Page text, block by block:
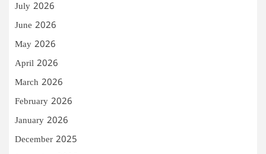
July 2026
June 2026
May 2026
April 2026
March 2026
February 2026
January 2026
December 2025